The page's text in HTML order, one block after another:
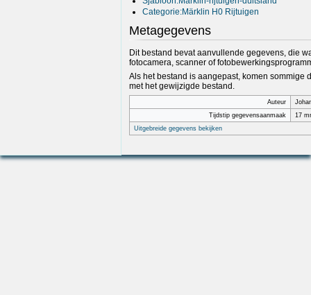
Categorie:Märklin H0 Rijtuigen
Metagegevens
Dit bestand bevat aanvullende gegevens, die
fotocamera, scanner of
Als het bestand is aangepast, komen sommige
met het gewijzigde bestand.
Auteur
Tijdstip gegevensaanmaak
17
Uitgebreide gegevens bekijken